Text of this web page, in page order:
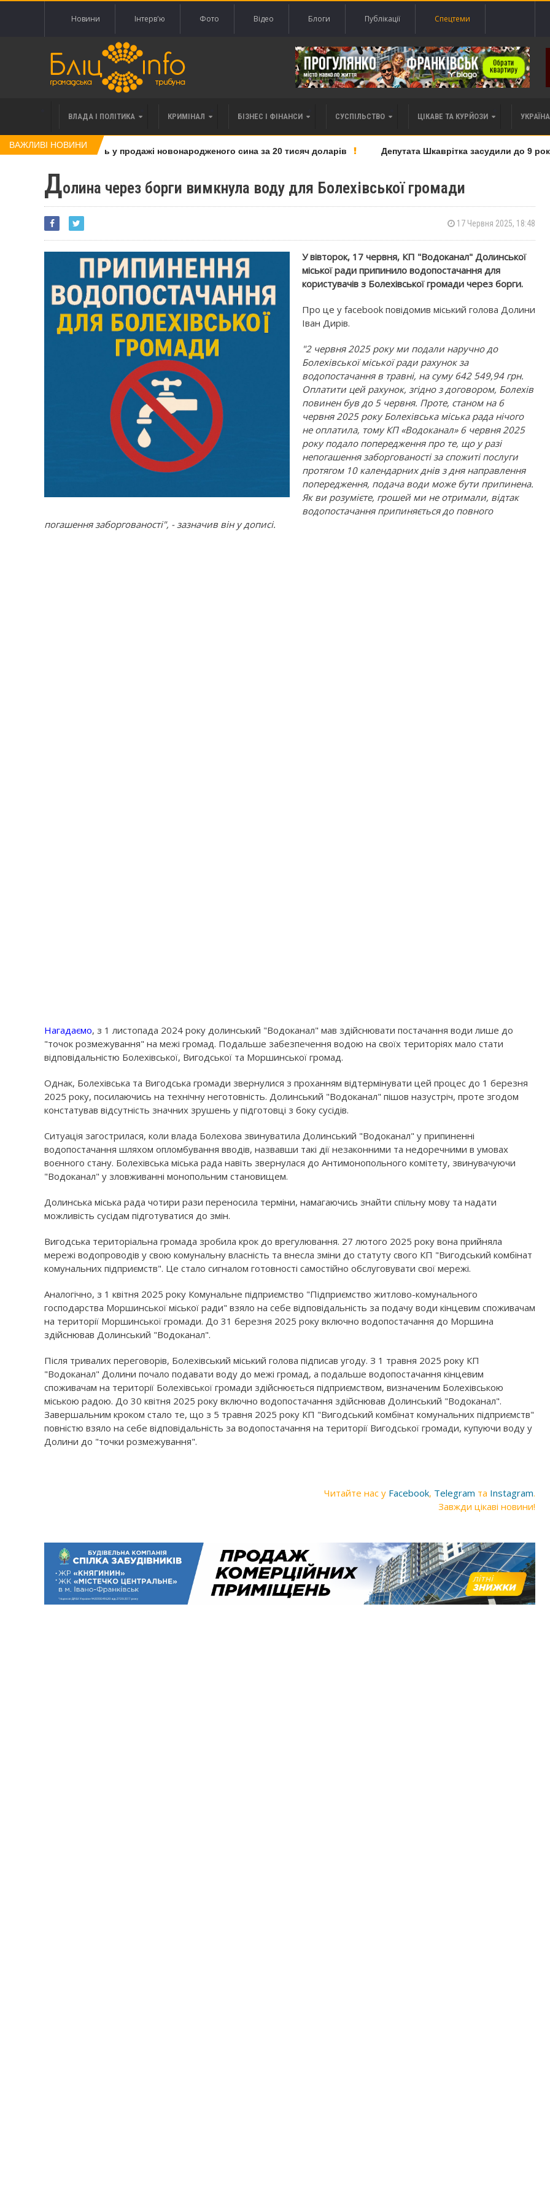
Новини Інтерв'ю Фото Відео Блоги Публікації Спецтеми
ВЛАДА І ПОЛІТИКА КРИМІНАЛ БІЗНЕС І ФІНАНСИ СУСПІЛЬСТВО ЦІКАВЕ ТА КУРЙОЗИ
ВАЖЛИВІ НОВИНИ
яку підозрюють у продажі новонародженого сина за 20 тисяч доларів Депутата Шкаврітка засудили до 9 років
Долина через борги вимкнула воду для Болехівської громади
17 Червня 2025, 18:48
У вівторок, 17 червня, КП "Водоканал" Долинської
міської ради припинило водопостачання для
користувачів з Болехівської громади через борги.
Про це у facebook повідомив міський голова Долини
Іван Дирів.
"2 червня 2025 року ми подали наручно до
Болехівської міської ради рахунок за
водопостачання в травні, на суму 642 549,94 грн.
Оплатити цей рахунок, згідно з договором, Болехів
повинен був до 5 червня. Проте, станом на 6
червня 2025 року Болехівська міська рада нічого
не оплатила, тому КП «Водоканал» 6 червня 2025
року подало попередження про те, що у разі
непогашення заборгованості за спожиті послуги
протягом 10 календарних днів з дня направлення
попередження, подача води може бути припинена.
Як ви розумієте, грошей ми не отримали, відтак
водопостачання припиняється до повного
погашення заборгованості", - зазначив він у дописі.
Нагадаємо, з 1 листопада 2024 року долинський "Водоканал" мав здійснювати постачання води лише до
"точок розмежування" на межі громад. Подальше забезпечення водою на своїх територіях мало стати
відповідальністю Болехівської, Вигодської та Моршинської громад.
Однак, Болехівська та Вигодська громади звернулися з проханням відтермінувати цей процес до 1 березня
2025 року, посилаючись на технічну неготовність. Долинський "Водоканал" пішов назустріч, проте згодом
констатував відсутність значних зрушень у підготовці з боку сусідів.
Ситуація загострилася, коли влада Болехова звинуватила Долинський "Водоканал" у припиненні
водопостачання шляхом опломбування вводів, назвавши такі дії незаконними та недоречними в умовах
воєнного стану. Болехівська міська рада навіть звернулася до Антимонопольного комітету, звинувачуючи
"Водоканал" у зловживанні монопольним становищем.
Долинська міська рада чотири рази переносила терміни, намагаючись знайти спільну мову та надати
можливість сусідам підготуватися до змін.
Вигодська територіальна громада зробила крок до врегулювання. 27 лютого 2025 року вона прийняла
мережі водопроводів у свою комунальну власність та внесла зміни до статуту свого КП "Вигодський комбінат
комунальних підприємств". Це стало сигналом готовності самостійно обслуговувати свої мережі.
Аналогічно, з 1 квітня 2025 року Комунальне підприємство "Підприємство житлово-комунального
господарства Моршинської міської ради" взяло на себе відповідальність за подачу води кінцевим споживачам
на території Моршинської громади. До 31 березня 2025 року включно водопостачання до Моршина
здійснював Долинський "Водоканал".
Після тривалих переговорів, Болехівський міський голова підписав угоду. З 1 травня 2025 року КП
"Водоканал" Долини почало подавати воду до межі громад, а подальше водопостачання кінцевим
споживачам на території Болехівської громади здійснюється підприємством, визначеним Болехівською
міською радою. До 30 квітня 2025 року включно водопостачання здійснював Долинський "Водоканал".
Завершальним кроком стало те, що з 5 травня 2025 року КП "Вигодський комбінат комунальних підприємств"
повністю взяло на себе відповідальність за водопостачання на території Вигодської громади, купуючи воду у
Долини до "точки розмежування".
Читайте нас у Facebook, Telegram та Instagram.
Завжди цікаві новини!